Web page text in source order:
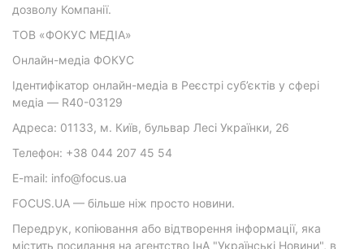
дозволу Компанії.
ТОВ «ФОКУС МЕДІА»
Онлайн-медіа ФОКУС
Ідентифікатор онлайн-медіа в Реєстрі суб’єктів у сфері
медіа — R40-03129
Адреса: 01133, м. Київ, бульвар Лесі Українки, 26
Телефон: +38 044 207 45 54
E-mail: info@focus.ua
FOCUS.UA — більше ніж просто новини.
Передрук, копіювання або відтворення інформації, яка
містить посилання на агентство ІнА "Українські Новини", в